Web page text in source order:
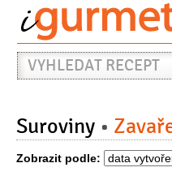
Vyhledat
recept
Suroviny
Zobrazit podle: